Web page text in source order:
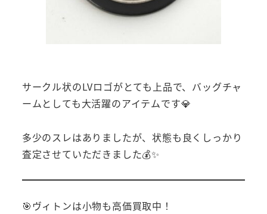
サークル状のLVロゴがとても上品で、バッグチャ
ームとしても大活躍のアイテムです💎
多少のスレはありましたが、状態も良くしっかり
査定させていただきました💰✨
🎯ヴィトンは小物も高価買取中！